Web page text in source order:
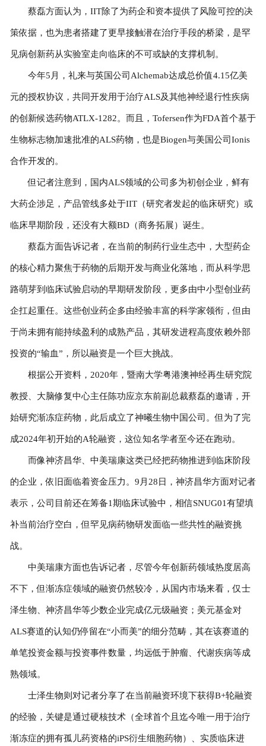
蔡磊方面认为，IIT除了为药企和资本提供了风险可控的决
策依据，也为患者搭建了更早接触潜在治疗手段的桥梁，是罕
见病创新药从实验室走向临床的不可或缺的支撑机制。
今年5月，礼来与英国公司Alchemab达成总价值4.15亿美
元的授权协议，共同开发用于治疗ALS及其他神经退行性疾病
的创新候选药物ATLX-1282。而且，Tofersen作为FDA首个基于
生物标志物加速批准的ALS药物，也是Biogen与美国公司Ionis
合作开发的。
但记者注意到，国内ALS领域的公司多为初创企业，鲜有
大药企涉足，产品管线多处于IIT（研究者发起的临床研究）或
临床早期阶段，还没有大额BD（商务拓展）诞生。
蔡磊方面告诉记者，在当前的制药行业生态中，大型药企
的核心精力聚焦于药物的后期开发与商业化落地，而从科学思
路萌芽到临床试验启动的早期研发阶段，更多由中小型创业药
企扛起重任。这些创业药企多由经验丰富的科学家领衔，但由
于尚未拥有能持续盈利的成熟产品，其研发进程高度依赖外部
投资的“输血”，所以融资是一个巨大挑战。
根据公开资料，2020年，暨南大学粤港澳神经再生研究院
教授、大脑修复中心主任陈功应京东前副总裁蔡磊的邀请，开
始研究渐冻症药物，此后成立了神曦生物中国公司。但为了完
成2024年初开始的A轮融资，这位知名学者至今还在跑动。
而像神济昌华、中美瑞康这类已经把药物推进到临床阶段
的企业，依旧面临着资金压力。9月28日，神济昌华方面对记者
表示，公司目前还在筹备1期临床试验中，相信SNUG01有望填
补当前治疗空白，但罕见病药物研发面临一些共性的融资挑
战。
中美瑞康方面也告诉记者，尽管今年创新药领域热度居高
不下，但渐冻症领域的融资仍然较冷，从国内市场来看，仅士
泽生物、神济昌华等少数企业完成亿元级融资；美元基金对
ALS赛道的认知仍停留在“小而美”的细分范畴，其在该赛道的
单笔投资金额与投资事件数量，均远低于肿瘤、代谢疾病等成
熟领域。
士泽生物则对记者分享了在当前融资环境下获得B+轮融资
的经验，关键是通过硬核技术（全球首个且迄今唯一用于治疗
渐冻症的拥有孤儿药资格的iPS衍生细胞药物）、实质临床进